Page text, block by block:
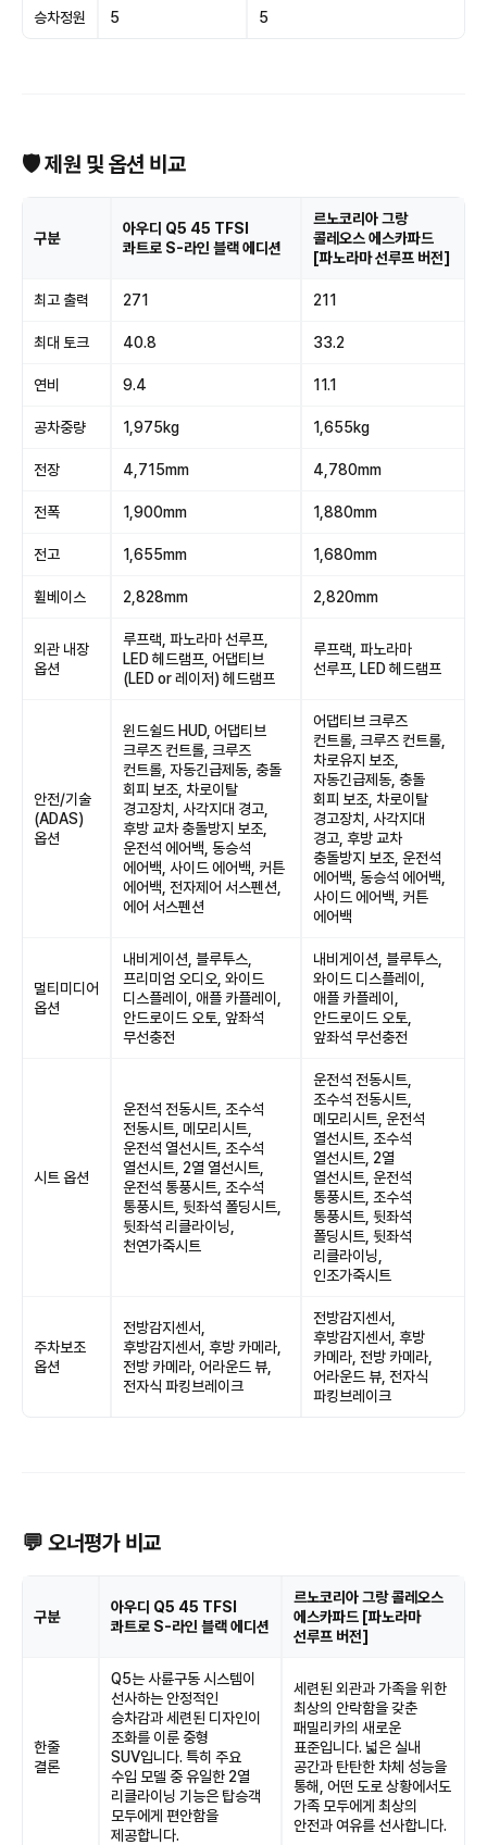
승차정원 5 5
🛡 제원 및 옵션 비교
구분
아우디 Q5 45 TFSI
콰트로 S-라인 블랙 에디션
르노코리아 그랑
콜레오스 에스카파드
[파노라마 선루프 버전]
최고 출력 271 211
최대 토크 40.8 33.2
연비 9.4 11.1
공차중량 1,975kg 1,655kg
전장 4,715mm 4,780mm
전폭 1,900mm 1,880mm
전고 1,655mm 1,680mm
휠베이스 2,828mm 2,820mm
외관 내장
옵션
루프랙, 파노라마 선루프,
LED 헤드램프, 어댑티브
(LED or 레이저) 헤드램프
루프랙, 파노라마
선루프, LED 헤드램프
안전/기술
(ADAS)
옵션
윈드쉴드 HUD, 어댑티브
크루즈 컨트롤, 크루즈
컨트롤, 자동긴급제동, 충돌
회피 보조, 차로이탈
경고장치, 사각지대 경고,
후방 교차 충돌방지 보조,
운전석 에어백, 동승석
에어백, 사이드 에어백, 커튼
에어백, 전자제어 서스펜션,
에어 서스펜션
어댑티브 크루즈
컨트롤, 크루즈 컨트롤,
차로유지 보조,
자동긴급제동, 충돌
회피 보조, 차로이탈
경고장치, 사각지대
경고, 후방 교차
충돌방지 보조, 운전석
에어백, 동승석 에어백,
사이드 에어백, 커튼
에어백
멀티미디어
옵션
내비게이션, 블루투스,
프리미엄 오디오, 와이드
디스플레이, 애플 카플레이,
안드로이드 오토, 앞좌석
무선충전
내비게이션, 블루투스,
와이드 디스플레이,
애플 카플레이,
안드로이드 오토,
앞좌석 무선충전
시트 옵션
운전석 전동시트, 조수석
전동시트, 메모리시트,
운전석 열선시트, 조수석
열선시트, 2열 열선시트,
운전석 통풍시트, 조수석
통풍시트, 뒷좌석 폴딩시트,
뒷좌석 리클라이닝,
천연가죽시트
운전석 전동시트,
조수석 전동시트,
메모리시트, 운전석
열선시트, 조수석
열선시트, 2열
열선시트, 운전석
통풍시트, 조수석
통풍시트, 뒷좌석
폴딩시트, 뒷좌석
리클라이닝,
인조가죽시트
주차보조
옵션
전방감지센서,
후방감지센서, 후방 카메라,
전방 카메라, 어라운드 뷰,
전자식 파킹브레이크
전방감지센서,
후방감지센서, 후방
카메라, 전방 카메라,
어라운드 뷰, 전자식
파킹브레이크
💬 오너평가 비교
구분
아우디 Q5 45 TFSI
콰트로 S-라인 블랙 에디션
르노코리아 그랑 콜레오스
에스카파드 [파노라마
선루프 버전]
한줄
결론
Q5는 사륜구동 시스템이
선사하는 안정적인
승차감과 세련된 디자인이
조화를 이룬 중형
SUV입니다. 특히 주요
수입 모델 중 유일한 2열
리클라이닝 기능은 탑승객
모두에게 편안함을
제공합니다.
세련된 외관과 가족을 위한
최상의 안락함을 갖춘
패밀리카의 새로운
표준입니다. 넓은 실내
공간과 탄탄한 차체 성능을
통해, 어떤 도로 상황에서도
가족 모두에게 최상의
안전과 여유를 선사합니다.